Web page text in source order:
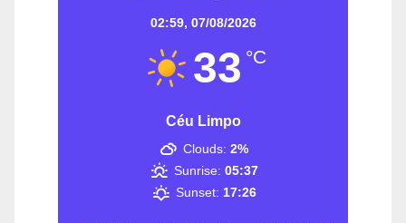
02:59, 07/08/2026
33 °C
Céu Limpo
Clouds: 2%
Sunrise: 05:37
Sunset: 17:26